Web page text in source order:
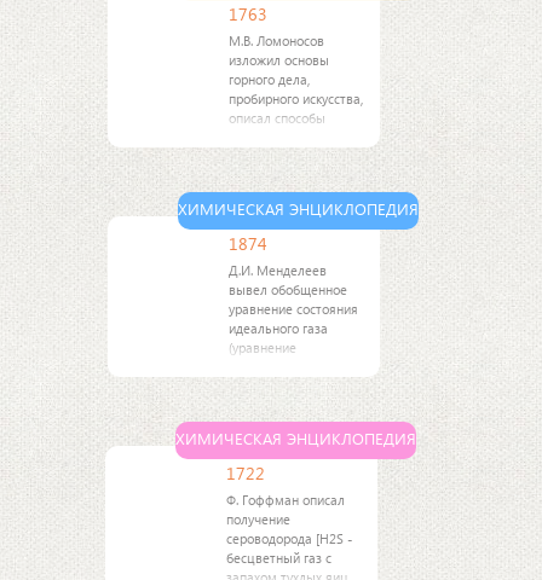
1763
М.В. Ломоносов
изложил основы
горного дела,
пробирного искусства,
описал способы
из руд.
ХИМИЧЕСКАЯ ЭНЦИКЛОПЕДИЯ
1874
Д.И. Менделеев
вывел обобщенное
уравнение состояния
идеального газа
(уравнение
Клапейрона).
ХИМИЧЕСКАЯ ЭНЦИКЛОПЕДИЯ
1722
Ф. Гоффман описал
получение
сероводорода [H2S -
бесцветный газ с
запахом тухлых яиц,